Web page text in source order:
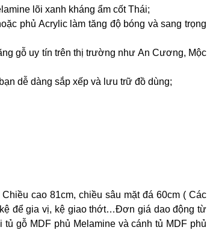
lõi xanh kháng ẩm cốt Thái;
phủ Acrylic làm tăng độ bóng và sang trọng
gỗ uy tín trên thị trường như An Cương, Mộc
dễ dàng sắp xếp và lưu trữ đồ dùng;
cao 81cm, chiều sâu mặt đá 60cm ( Các
để gia vị, kệ giao thớt…Đơn giá dao động từ
gỗ MDF phủ Melamine và cánh tủ MDF phủ